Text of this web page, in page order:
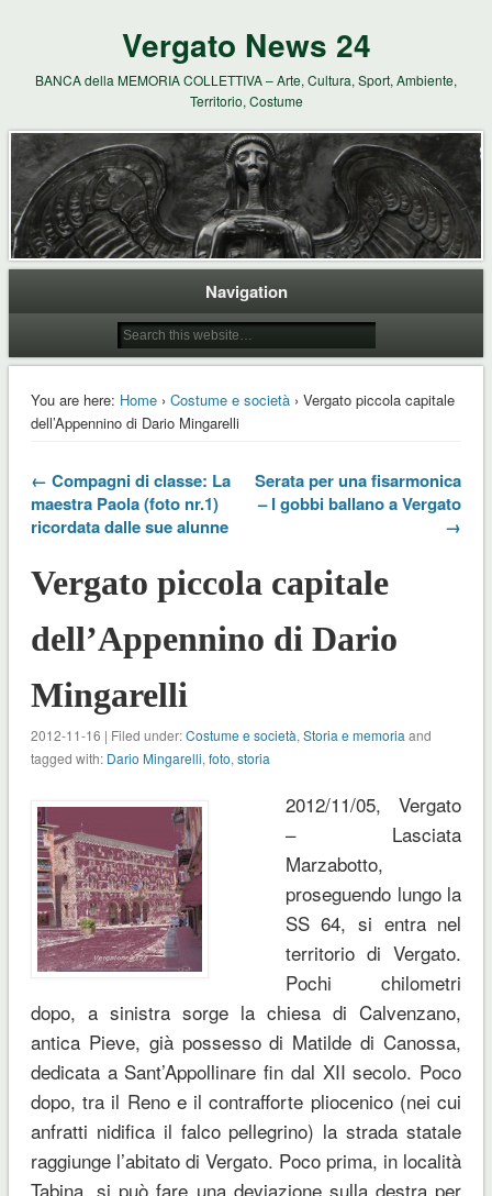
Vergato News 24
BANCA della MEMORIA COLLETTIVA – Arte, Cultura, Sport, Ambiente,
Territorio, Costume
Navigation
You are here: Home› Costume e società› Vergato piccola capitale
dell’Appennino di Dario Mingarelli
← Compagni di classe: La
maestra Paola (foto nr.1)
ricordata dalle sue alunne
Serata per una fisarmonica
– I gobbi ballano a Vergato
→
Vergato piccola capitale
dell’Appennino di Dario
Mingarelli
2012-11-16 | Filed under:Costume e società, Storia e memoria and
tagged with: Dario Mingarelli, foto, storia
2012/11/05, Vergato
– Lasciata
Marzabotto,
proseguendo lungo la
SS 64, si entra nel
territorio di Vergato.
Pochi chilometri
dopo, a sinistra sorge la chiesa di Calvenzano,
antica Pieve, già possesso di Matilde di Canossa,
dedicata a Sant’Appollinare fin dal XII secolo. Poco
dopo, tra il Reno e il contrafforte pliocenico (nei cui
anfratti nidifica il falco pellegrino) la strada statale
raggiunge l’abitato di Vergato. Poco prima, in località
Tabina, si può fare una deviazione sulla destra per